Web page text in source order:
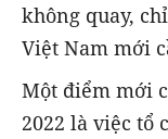
không quay,
Việt Nam mới
Một điểm mới
2022 là việc tổ